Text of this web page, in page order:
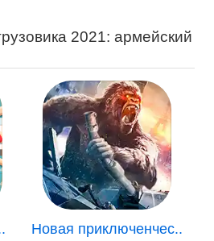
2021: армейский
Новая приключенчес..